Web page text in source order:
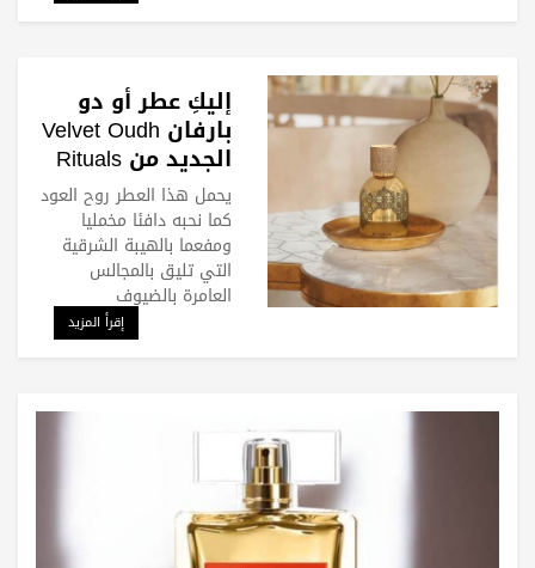
إليكِ عطر أو دو
بارفان Velvet Oudh
الجديد من Rituals
يحمل هذا العطر روح العود
كما نحبه دافئا مخمليا
ومفعما بالهيبة الشرقية
التي تليق بالمجالس
العامرة بالضيوف
إقرأ المزيد